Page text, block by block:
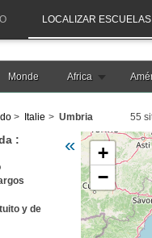
LOCALIZAR ESCUELAS
Monde Africa
Italie Umbria 55
:
y de
« Veuillez
+
−